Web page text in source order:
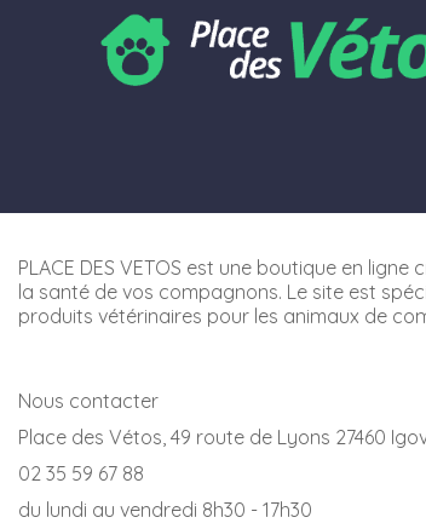
PLACE DES VETOS est une boutique en
la santé de vos compagnons. Le site est
produits vétérinaires pour les animaux de
Nous contacter
Place des Vétos, 49 route de Lyons 27460
02 35 59 67 88
du lundi au vendredi 8h30 - 17h30